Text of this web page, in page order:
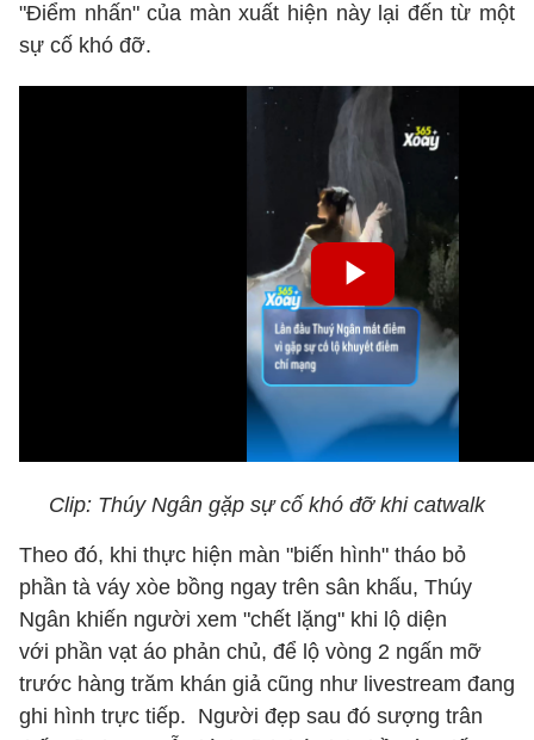
"Điểm nhấn" của màn xuất hiện này lại đến từ một
sự cố khó đỡ.
Clip: Thúy Ngân gặp sự cố khó đỡ khi catwalk
Theo đó, khi thực hiện màn "biến hình" tháo bỏ
phần tà váy xòe bồng ngay trên sân khấu, Thúy
Ngân khiến người xem "chết lặng" khi lộ diện
với phần vạt áo phản chủ, để lộ vòng 2 ngấn mỡ
trước hàng trăm khán giả cũng như livestream đang
ghi hình trực tiếp. Người đẹp sau đó sượng trân